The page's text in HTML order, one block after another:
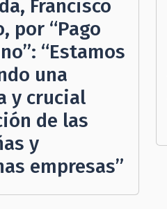
Francisco
por “Pago
“Estamos
una
y crucial
de las
y
empresas”